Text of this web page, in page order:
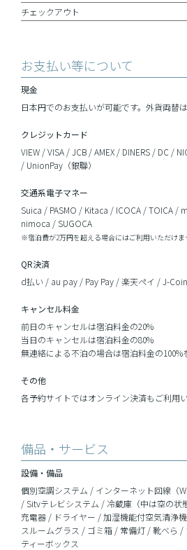
チェックアウト
お支払い等について
現金
日本円でのお支払いが可能です。外貨両替
クレジットカード
VIEW / VISA / JCB / AMEX / DINERS / DC /
/ UnionPay（銀聯）
交通系電子マネー
Suica / PASMO / Kitaca / ICOCA / TOICA /
nimoca / SUGOCA
※宿泊費が2万円を超える場合にはご利用いただけま
QR決済
d払い / au pay / Pay Pay / 楽天ペイ / J-
キャンセル料金
前日のキャンセルは宿泊料金の20%
当日のキャンセルは宿泊料金の80%
無連絡による不泊の場合は宿泊料金の100%
その他
各予約サイトではオンライン決済もご利用い
備品・サービス
設備・備品
個別空調システム / インターネット回線（
/ Sitvテレビシステム / 冷蔵庫（中は空の状
充電器 / ドライヤー / 加湿機能付空気清浄
スルームグラス / ゴミ箱 / 常備灯 / 靴べら /
ティーボックス